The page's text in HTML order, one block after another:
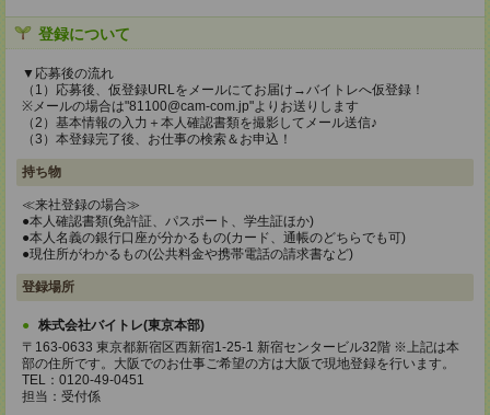
登録について
▼応募後の流れ
（1）応募後、仮登録URLをメールにてお届け→バイトレへ仮登録！
※メールの場合は"81100@cam-com.jp"よりお送りします
（2）基本情報の入力＋本人確認書類を撮影してメール送信♪
（3）本登録完了後、お仕事の検索＆お申込！
持ち物
≪来社登録の場合≫
●本人確認書類(免許証、パスポート、学生証ほか)
●本人名義の銀行口座が分かるもの(カード、通帳のどちらでも可)
●現住所がわかるもの(公共料金や携帯電話の請求書など)
登録場所
株式会社バイトレ(東京本部)
〒163-0633 東京都新宿区西新宿1-25-1 新宿センタービル32階 ※上記は本
部の住所です。大阪でのお仕事ご希望の方は大阪で現地登録を行います。
TEL：0120-49-0451
担当：受付係